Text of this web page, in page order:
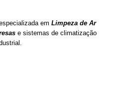
em Limpeza de Ar
e sistemas de climatização